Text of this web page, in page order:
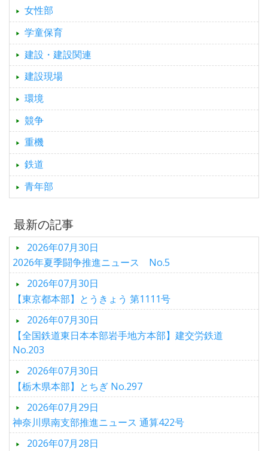
女性部
学童保育
建設・建設関連
建設現場
環境
競争
重機
鉄道
青年部
最新の記事
2026年07月30日
2026年夏季闘争推進ニュース No.5
2026年07月30日
【東京都本部】とうきょう 第1111号
2026年07月30日
【全国鉄道東日本本部岩手地方本部】建交労鉄道
No.203
2026年07月30日
【栃木県本部】とちぎ No.297
2026年07月29日
神奈川県南支部推進ニュース 通算422号
2026年07月28日